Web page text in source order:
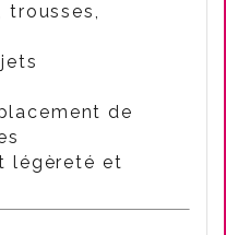
trousses,
de
légèreté et